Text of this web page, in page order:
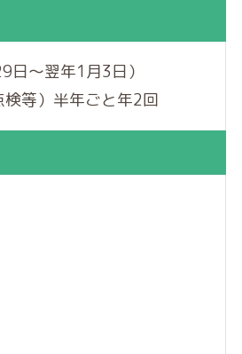
日～翌年1月3日）
等）半年ごと年2回